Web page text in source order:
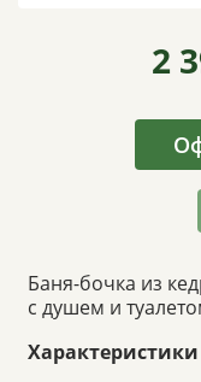
2
Баня-бочка из
с душем и
Характеристики